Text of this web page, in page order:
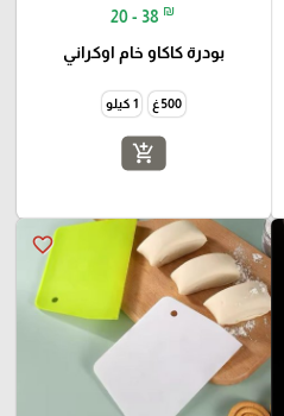
20 - 38 ₪
بودرة كاكاو خام اوكراني
500 غ 1 كيلو
add_shopping_cart
favorite_border